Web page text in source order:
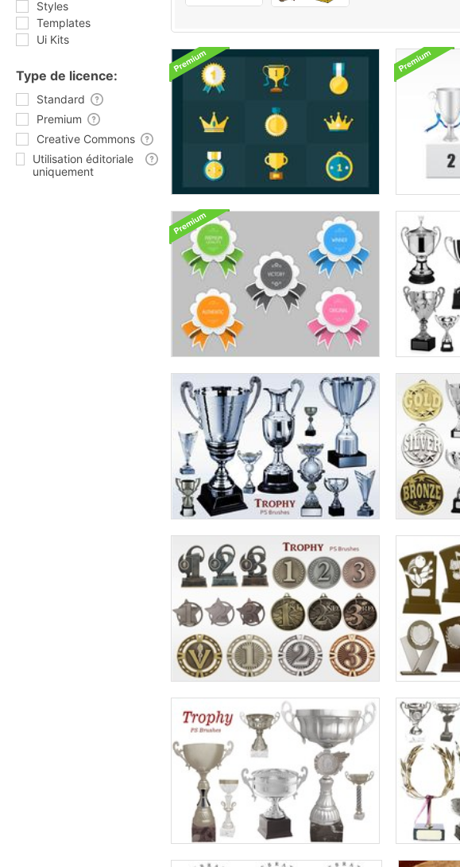
Styles
Templates
Ui Kits
Type de licence:
Standard
Premium
Creative Commons
Utilisation éditoriale
uniquement